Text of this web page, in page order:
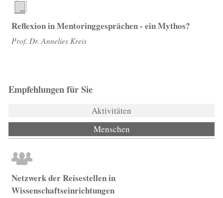
Reflexion in Mentoringgesprächen - ein Mythos?
Prof. Dr. Annelies Kreis
Empfehlungen für Sie
Aktivitäten
Menschen
Netzwerk der Reisestellen in
Wissenschaftseinrichtungen